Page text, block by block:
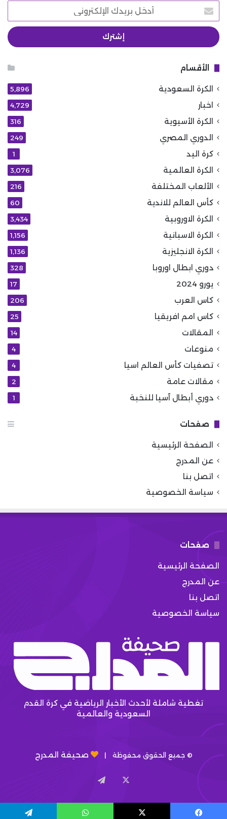
أدخل
بريدك
الإلكتروني
الأقسام
الكرة السعودية 5٬896
اخبار 4٬729
الكرة الأسيوية 316
الدوري المصري 249
كرة اليد 1
الكرة العالمية 3٬076
الألعاب المختلفة 216
كأس العالم للاندية 60
الكرة الاوروبية 3٬434
الكرة الاسبانية 1٬156
الكرة الانجليزية 1٬136
دوري ابطال اوروبا 328
يورو 2024 17
كاس العرب 206
كاس امم افريقيا 25
المقالات 14
منوعات 4
تصفيات كأس العالم اسيا 4
مقالات عامة 2
دوري أبطال آسيا للنخبة 1
صفحات
الصفحة الرئيسية
عن المدرج
اتصل بنا
سياسة الخصوصية
صفحات
الصفحة الرئيسية
عن المدرج
اتصل بنا
سياسة الخصوصية
تغطية شاملة لأحدث الأخبار الرياضية في كرة القدم
السعودية والعالمية
© جميع الحقوق محفوظة | صحيفة المدرج
تيلقرام